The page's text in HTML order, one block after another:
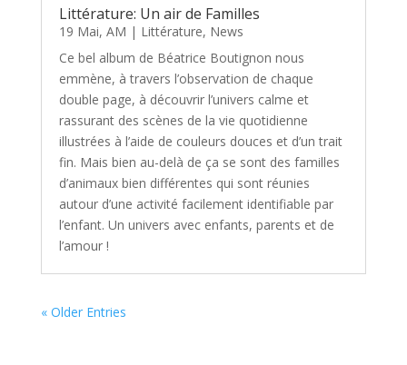
Littérature: Un air de Familles
19 Mai, AM | Littérature, News
Ce bel album de Béatrice Boutignon nous
emmène, à travers l’observation de chaque
double page, à découvrir l’univers calme et
rassurant des scènes de la vie quotidienne
illustrées à l’aide de couleurs douces et d’un trait
fin. Mais bien au-delà de ça se sont des familles
d’animaux bien différentes qui sont réunies
autour d’une activité facilement identifiable par
l’enfant. Un univers avec enfants, parents et de
l’amour !
« Older Entries